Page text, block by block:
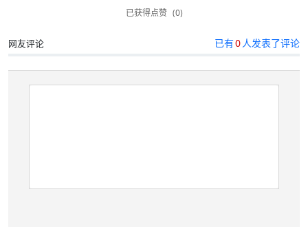
已获得点赞 (0)
网友评论 已有0 人发表了评论